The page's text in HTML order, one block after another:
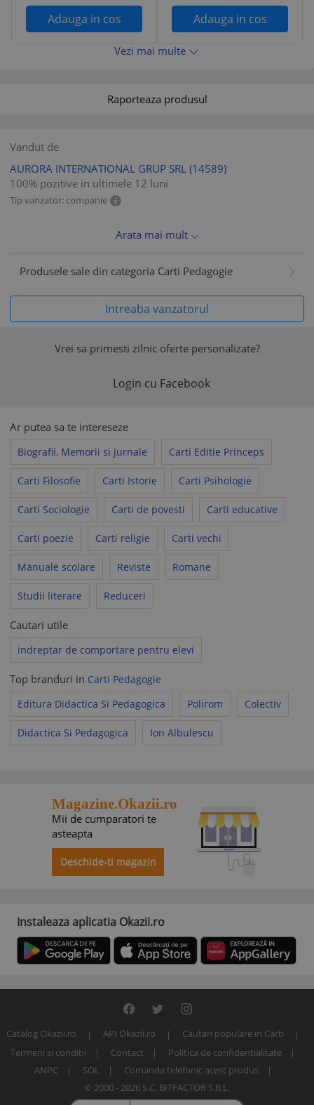
Adauga in cos
Adauga in cos
Vezi mai multe
Raporteaza produsul
Vandut de
AURORA INTERNATIONAL GRUP SRL (14589)
100% pozitive in ultimele 12 luni
Tip vanzator: companie
Arata mai mult
Produsele sale din categoria Carti Pedagogie
Intreaba vanzatorul
Vrei sa primesti zilnic oferte personalizate?
Login cu Facebook
Ar putea sa te intereseze
Biografii, Memorii si Jurnale Carti Editie Princeps
Carti Filosofie Carti Istorie Carti Psihologie
Carti Sociologie Carti de povesti Carti educative
Carti poezie Carti religie Carti vechi
Manuale scolare Reviste Romane
Studii literare Reduceri
Cautari utile
indreptar de comportare pentru elevi
Top branduri in Carti Pedagogie
Editura Didactica Si Pedagogica
Polirom Colectiv
Didactica Si Pedagogica Ion Albulescu
Magazine.Okazii.ro
Mii de cumparatori te
asteapta
Deschide-ti magazin
Instaleaza aplicatia Okazii.ro
Catalog Okazii.ro API Okazii.ro
Cautari populare in Carti
Termeni si conditii
Contact
Politica de confidentialitate
ANPC
SOL
Comanda telefonic acest produs
© 2000 - 2026 S.C. BITFACTOR S.R.L.